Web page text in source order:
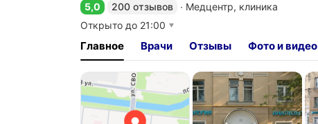
Рейтинг 5,0 из 5
5,0 200 отзывов ∙ Медцентр, клиника
Открыто до 21:00
Главное Врачи Отзывы Фото и видео